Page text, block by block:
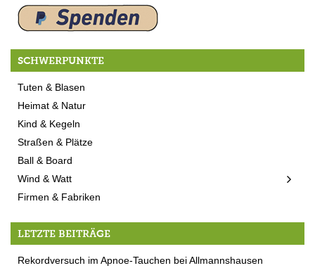
SCHWERPUNKTE
Tuten & Blasen
Heimat & Natur
Kind & Kegeln
Straßen & Plätze
Ball & Board
Wind & Watt
Firmen & Fabriken
LETZTE BEITRÄGE
Rekordversuch im Apnoe-Tauchen bei Allmannshausen